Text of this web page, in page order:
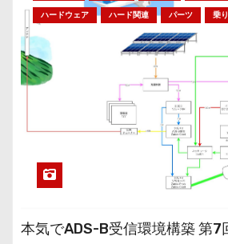
ハードウェア
ハード関連 パーツ 乗
本気でADS-B受信環境構築 第7